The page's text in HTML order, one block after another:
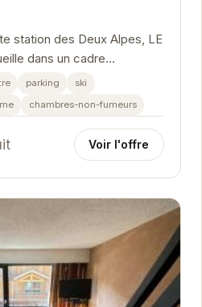
station des Deux Alpes, LE
dans un cadre
Avec ses équipements
parking
ski
chambres-non-fumeurs
Voir l'offre